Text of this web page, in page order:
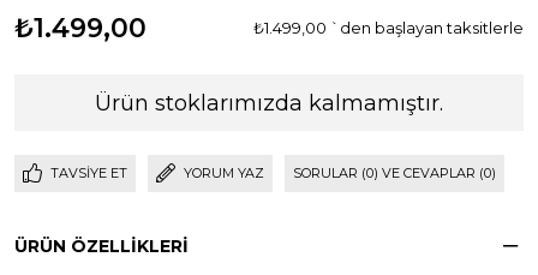
₺1.499,00 ₺1.499,00 `den başlayan taksitlerle
Ürün stoklarımızda kalmamıştır.
TAVSIYE ET YORUM YAZ SORULAR (0) VE CEVAPLAR (0)
ÜRÜN ÖZELLIKLERI